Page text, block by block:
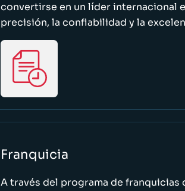
convertirse en un líder internacional
precisión, la confiabilidad y la
Franquicia
A través del programa de franquicias